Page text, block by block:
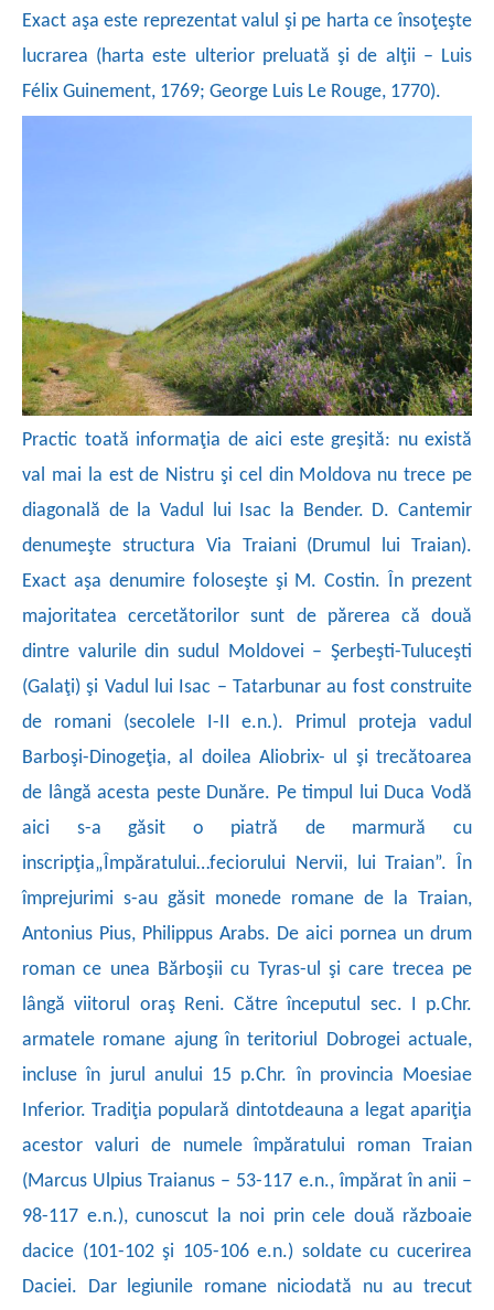
Exact aşa este reprezentat valul şi pe harta ce însoţeşte
lucrarea (harta este ulterior preluată şi de alţii – Luis
Félix Guinement, 1769; George Luis Le Rouge, 1770).
Practic toată informaţia de aici este greşită: nu există
val mai la est de Nistru şi cel din Moldova nu trece pe
diagonală de la Vadul lui Isac la Bender. D. Cantemir
denumeşte structura Via Traiani (Drumul lui Traian).
Exact aşa denumire foloseşte şi M. Costin. În prezent
majoritatea cercetătorilor sunt de părerea că două
dintre valurile din sudul Moldovei – Şerbeşti-Tuluceşti
(Galaţi) şi Vadul lui Isac – Tatarbunar au fost construite
de romani (secolele I-II e.n.). Primul proteja vadul
Barboşi-Dinogeţia, al doilea Aliobrix- ul şi trecătoarea
de lângă acesta peste Dunăre. Pe timpul lui Duca Vodă
aici s-a găsit o piatră de marmură cu
inscripţia„Împăratului…feciorului Nervii, lui Traian”. În
împrejurimi s-au găsit monede romane de la Traian,
Antonius Pius, Philippus Arabs. De aici pornea un drum
roman ce unea Bărboşii cu Tyras-ul şi care trecea pe
lângă viitorul oraş Reni. Către începutul sec. I p.Chr.
armatele romane ajung în teritoriul Dobrogei actuale,
incluse în jurul anului 15 p.Chr. în provincia Moesiae
Inferior. Tradiţia populară dintotdeauna a legat apariţia
acestor valuri de numele împăratului roman Traian
(Marcus Ulpius Traianus – 53-117 e.n., împărat în anii –
98-117 e.n.), cunoscut la noi prin cele două războaie
dacice (101-102 şi 105-106 e.n.) soldate cu cucerirea
Daciei. Dar legiunile romane niciodată nu au trecut